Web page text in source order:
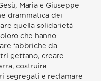
Maria e Giuseppe
drammatica dei
quella solidarietà
che hanno
fabbriche dai
gettano, creare
costruire
segregati e reclamare